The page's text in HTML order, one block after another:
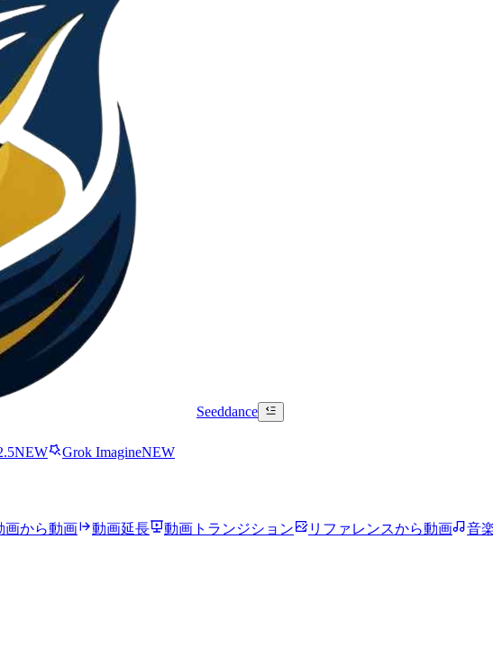
Seeddance
NEW Grok ImagineNEW
画から動画 動画延長 動画トランジション リファレンスから動画 音